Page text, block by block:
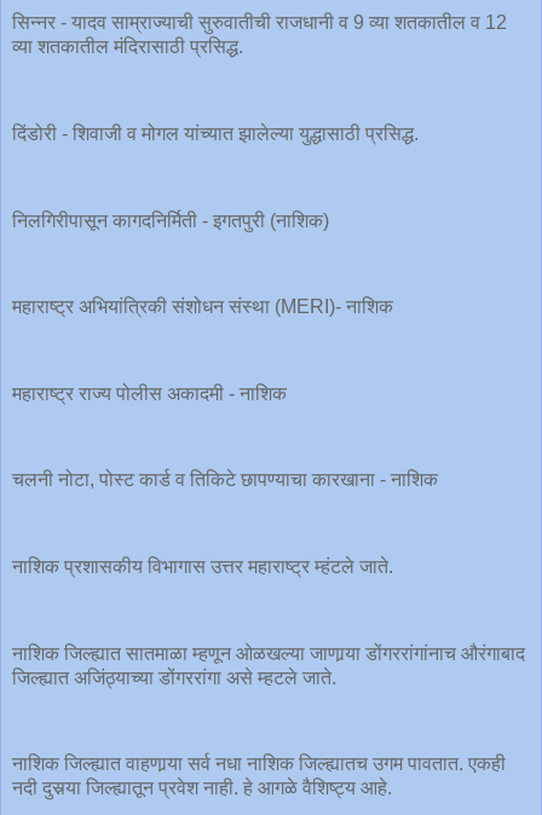
सिन्नर - यादव साम्राज्याची सुरुवातीची राजधानी व 9 व्या शतकातील व 12
व्या शतकातील मंदिरासाठी प्रसिद्ध.
दिंडोरी - शिवाजी व मोगल यांच्यात झालेल्या युद्धासाठी प्रसिद्ध.
निलगिरीपासून कागदनिर्मिती - इगतपुरी (नाशिक)
महाराष्ट्र अभियांत्रिकी संशोधन संस्था (MERI)- नाशिक
महाराष्ट्र राज्य पोलीस अकादमी - नाशिक
चलनी नोटा, पोस्ट कार्ड व तिकिटे छापण्याचा कारखाना - नाशिक
नाशिक प्रशासकीय विभागास उत्तर महाराष्ट्र म्हंटले जाते.
नाशिक जिल्ह्यात सातमाळा म्हणून ओळखल्या जाणार्‍या डोंगररांगांनाच औरंगाबाद
जिल्ह्यात अजिंठ्याच्या डोंगररांगा असे म्हटले जाते.
नाशिक जिल्ह्यात वाहणार्‍या सर्व नधा नाशिक जिल्ह्यातच उगम पावतात. एकही
नदी दुसर्‍या जिल्ह्यातून प्रवेश नाही. हे आगळे वैशिष्ट्य आहे.